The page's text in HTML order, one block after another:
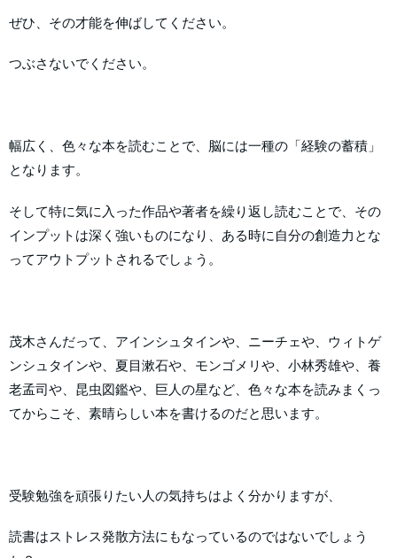
ぜひ、その才能を伸ばしてください。
つぶさないでください。
幅広く、色々な本を読むことで、脳には一種の「経験の蓄積」
となります。
そして特に気に入った作品や著者を繰り返し読むことで、その
インプットは深く強いものになり、ある時に自分の創造力とな
ってアウトプットされるでしょう。
茂木さんだって、アインシュタインや、ニーチェや、ウィトゲ
ンシュタインや、夏目漱石や、モンゴメリや、小林秀雄や、養
老孟司や、昆虫図鑑や、巨人の星など、色々な本を読みまくっ
てからこそ、素晴らしい本を書けるのだと思います。
受験勉強を頑張りたい人の気持ちはよく分かりますが、
読書はストレス発散方法にもなっているのではないでしょう